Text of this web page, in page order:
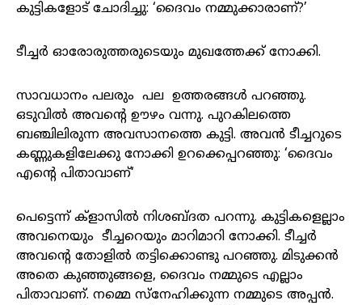
കുട്ടികളോട് ചോദിച്ചു: ‘ദൈവം നമ്മുക്കാരാണ്?’
ടീച്ചർ ഓരോരുത്തരുടെയും മുഖത്തേക്ക് നോക്കി.
സാവധാനം പലരും പല ഉത്തരങ്ങൾ പറഞ്ഞു.
ഒടുവിൽ അവന്റെ ഊഴം വന്നു. പുറകിലത്തെ
ബഞ്ചിലിരുന്ന അവസാനത്തെ കുട്ടി. അവൻ ടീച്ചറുടെ
കണ്ണുകളിലേക്കു നോക്കി ഉറക്കെപ്പറഞ്ഞു: ‘ദൈവം
എന്റെ പിതാവാണ്‘
പെട്ടെന്ന് ക്ളാസിൽ നിശബ്ദത പറന്നു. കുട്ടികളെല്ലാം
അവനെയും ടീച്ചറെയും മാറിമാറി നോക്കി. ടീച്ചർ
അവന്റെ തോളിൽ തട്ടിക്കൊണ്ടു പറഞ്ഞു. മിടുക്കൻ
അതെ കുഞ്ഞുങ്ങളെ, ദൈവം നമ്മുടെ എല്ലാം
പിതാവാണ്. നമ്മെ സ്നേഹിക്കുന്ന നമ്മുടെ അപ്പൻ.